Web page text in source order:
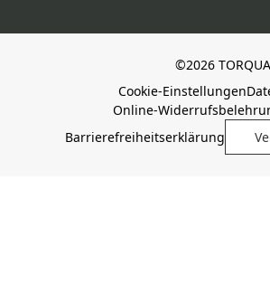
©2026
Cookie-Einstellungen
Online-
Barrierefreiheitserklärung